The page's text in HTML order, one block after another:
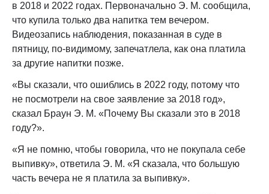
в 2018 и 2022 годах. Первоначально Э. М. сообщила,
что купила только два напитка тем вечером.
Видеозапись наблюдения, показанная в суде в
пятницу, по-видимому, запечатлела, как она платила
за другие напитки позже.
«Вы сказали, что ошиблись в 2022 году, потому что
не посмотрели на свое заявление за 2018 год»,
сказал Браун Э. М. «Почему Вы сказали это в 2018
году?».
«Я не помню, чтобы говорила, что не покупала себе
выпивку», ответила Э. М. «Я сказала, что большую
часть вечера не я платила за выпивку».